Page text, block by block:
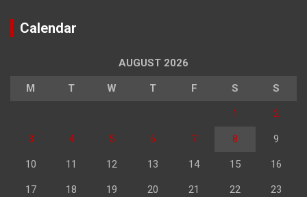
Calendar
AUGUST 2026
M T W T F S S
1 2
3 4 5 6 7 8 9
10 11 12 13 14 15 16
17 18 19 20 21 22 23